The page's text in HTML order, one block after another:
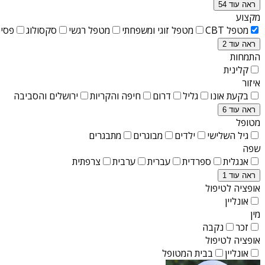
ראה עוד 54
מקצוע
מטפל CBT
מטפל זוגי ומשפחתי מטפל רגשי סקסולוג
ראה עוד 2
התמחות
קלינית
איזור
בקעת אונו
גליל דרום חיפה והקריות ירושלים והסביבה
ראה עוד 6
מטופל
גיל השלישי
ילדים מבוגרים
מתבגרים
שפה
אנגלית
ספרדית עברית ערבית צרפתית
ראה עוד 1
אופציה לטיפול
אונליין
מין
זכר
נקבה
אופציה לטיפול
אונליין
בבית המטופל